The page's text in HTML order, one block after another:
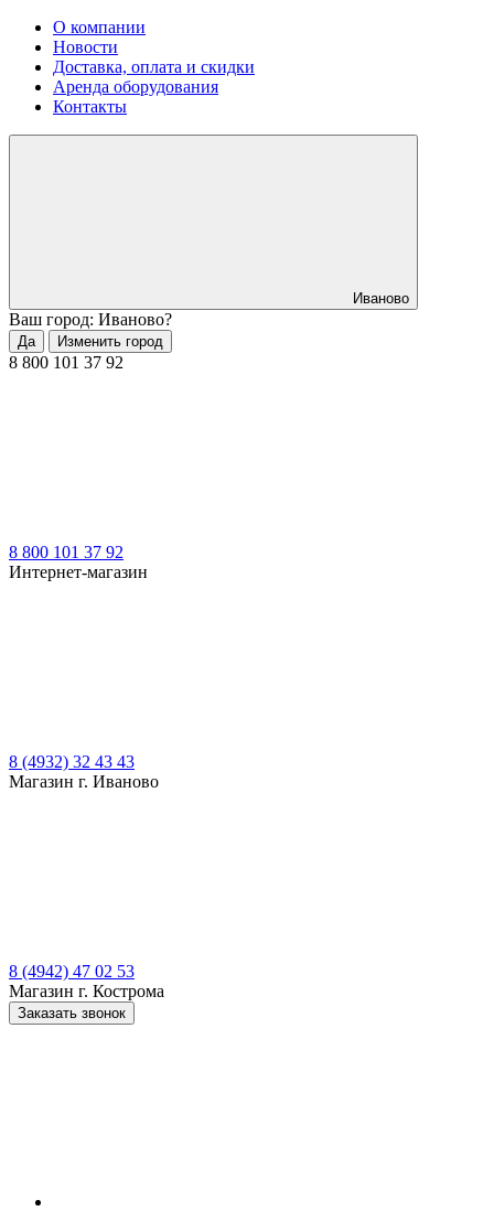
О компании
Новости
Доставка, оплата и скидки
Аренда оборудования
Контакты
Иваново
Ваш город: Иваново?
Да Изменить город
8 800 101 37 92
8 800 101 37 92
Интернет-магазин
8 (4932) 32 43 43
Магазин г. Иваново
8 (4942) 47 02 53
Магазин г. Кострома
Заказать звонок